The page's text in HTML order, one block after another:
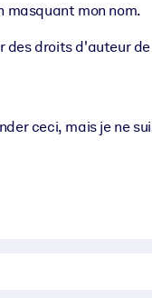
masquant mon nom.
des droits d'auteur
ceci, mais je ne